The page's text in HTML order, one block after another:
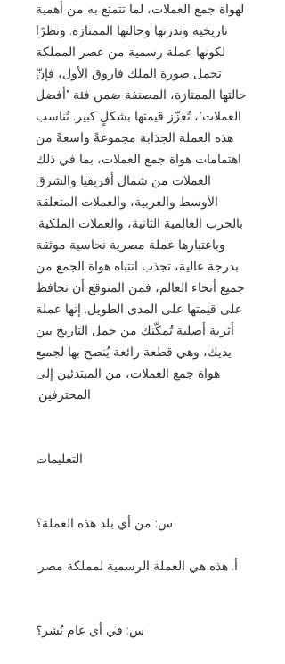
لهواة جمع العملات، لما تتمتع به من أهمية
تاريخية وندرتها وحالتها الممتازة. ونظرًا
لكونها عملة رسمية من عصر المملكة
تحمل صورة الملك فاروق الأول، فإنّ
حالتها الممتازة، المصنفة ضمن فئة "أفضل
العملات"، تُعزّز قيمتها بشكلٍ كبير. تُناسب
هذه العملة الجذابة مجموعةً واسعةً من
اهتمامات هواة جمع العملات، بما في ذلك
العملات من شمال أفريقيا والشرق
الأوسط والعربية، والعملات المتعلقة
بالحرب العالمية الثانية، والعملات الملكية.
وباعتبارها عملة مصرية نحاسية موثقة
بدرجة عالية، تجذب انتباه هواة الجمع من
جميع أنحاء العالم، فمن المتوقع أن تحافظ
على قيمتها على المدى الطويل. إنها عملة
أثرية أصلية تُمكّنك من حمل التاريخ بين
يديك، وهي قطعة رائعة يُنصح بها لجميع
هواة جمع العملات، من المبتدئين إلى
المحترفين.
التعليمات
س: من أي بلد هذه العملة؟
أ. هذه هي العملة الرسمية لمملكة مصر.
س: في أي عام نُشر؟